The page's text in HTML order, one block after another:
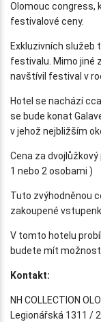
Olomouc congress,
festivalové ceny.
Exkluzivních služeb
festivalu. Mimo jiné
navštívil festival v
Hotel se nachází
se bude konat
v jehož nejbližším
Cena za
1 nebo 2 osobami )
Tuto zvýhodněnou
zakoupené
V tomto hotelu
budete mít
Kontakt:
NH COLLECTION
Legionářská 1311 /